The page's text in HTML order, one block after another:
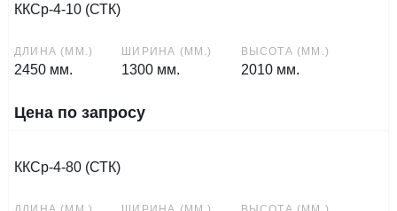
ККСр-4-10 (СТК)
ДЛИНА (ММ.)
2450 мм.
ШИРИНА (ММ.)
1300 мм.
ВЫСОТА (ММ.)
2010 мм.
Цена по запросу
ККСр-4-80 (СТК)